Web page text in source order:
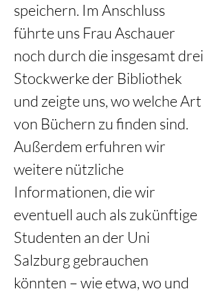
speichern. Im Anschluss
führte uns Frau Aschauer
noch durch die insgesamt drei
Stockwerke der Bibliothek
und zeigte uns, wo welche Art
von Büchern zu finden sind.
Außerdem erfuhren wir
weitere nützliche
Informationen, die wir
eventuell auch als zukünftige
Studenten an der Uni
Salzburg gebrauchen
könnten – wie etwa, wo und